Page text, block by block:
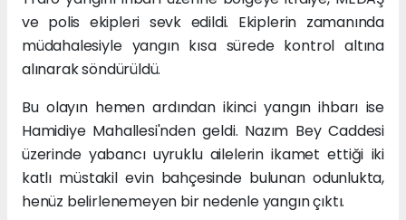
ve polis ekipleri sevk edildi. Ekiplerin zamanında
müdahalesiyle yangın kısa sürede kontrol altına
alınarak söndürüldü.
Bu olayın hemen ardından ikinci yangın ihbarı ise
Hamidiye Mahallesi'nden geldi. Nazım Bey Caddesi
üzerinde yabancı uyruklu ailelerin ikamet ettiği iki
katlı müstakil evin bahçesinde bulunan odunlukta,
henüz belirlenemeyen bir nedenle yangın çıktı.